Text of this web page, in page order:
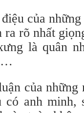
của
rõ nhất
là quân
của
anh minh,